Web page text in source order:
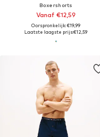
Boxershorts
Vanaf €12,59
Oorspronkelijk: €19,99
Laatste laagste prijs:€12,59